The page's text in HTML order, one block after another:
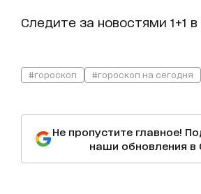
Следите за новостями 1+1 в
#гороскоп #гороскоп на сегодня
Не пропустите главное!
наши обновления в